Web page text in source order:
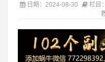
日期：2024-08-30 栏目：